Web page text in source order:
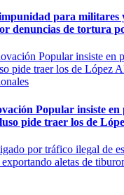
para militares
denuncias de tortura
Popular insiste en
pide traer los de